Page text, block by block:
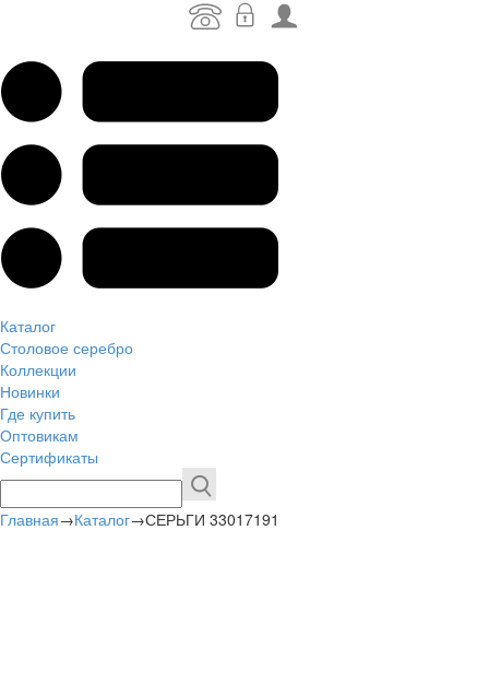
Каталог
Столовое серебро
Коллекции
Новинки
Где купить
Оптовикам
Сертификаты
Главная→Каталог→СЕРЬГИ 33017191